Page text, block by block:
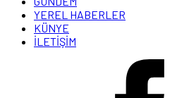
YEREL HABERLER
KÜNYE
İLETİŞİM